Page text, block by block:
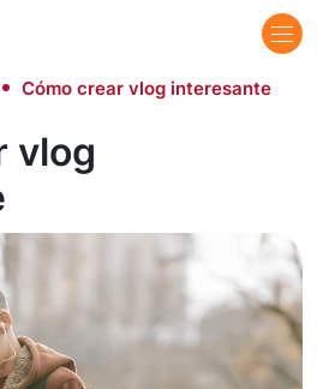
Cómo crear vlog interesante
vlog